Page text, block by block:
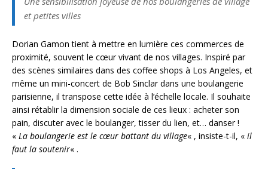
et petites villes
Dorian Gamon tient à mettre en lumière ces commerces de
proximité, souvent le cœur vivant de nos villages. Inspiré par
des scènes similaires dans des coffee shops à Los Angeles, et
même un mini-concert de Bob Sinclar dans une boulangerie
parisienne, il transpose cette idée à l’échelle locale. Il souhaite
ainsi rétablir la dimension sociale de ces lieux : acheter son
pain, discuter avec le boulanger, tisser du lien, et… danser !
« La boulangerie est le cœur battant du village« , insiste-t-il, « il
faut la soutenir« .